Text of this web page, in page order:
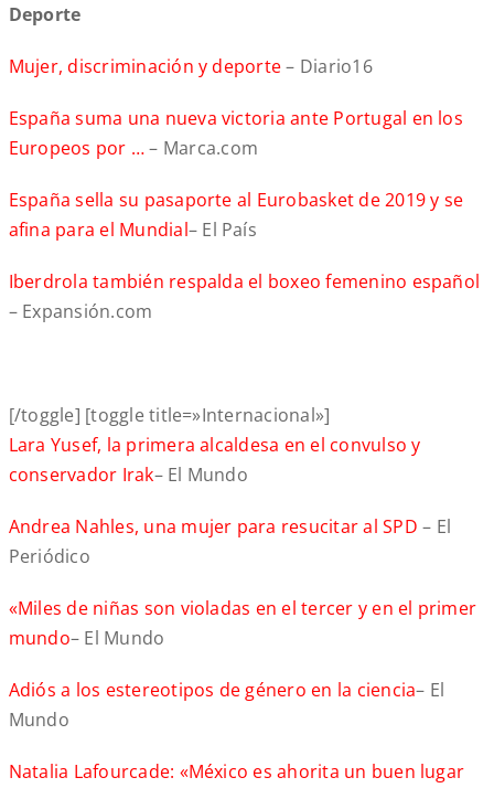
Deporte
Mujer, discriminación y deporte– Diario16
España suma una nueva victoria ante Portugal en los
Europeos por …– Marca.com
España sella su pasaporte al Eurobasket de 2019 y se
afina para el Mundial– El País
Iberdrola también respalda el boxeo femenino español
– Expansión.com
[/toggle] [toggle title=»Internacional»]
Lara Yusef, la primera alcaldesa en el convulso y
conservador Irak– El Mundo
Andrea Nahles, una mujer para resucitar al SPD – El
Periódico
«Miles de niñas son violadas en el tercer y en el primer
mundo– El Mundo
Adiós a los estereotipos de género en la ciencia– El
Mundo
Natalia Lafourcade: «México es ahorita un buen lugar